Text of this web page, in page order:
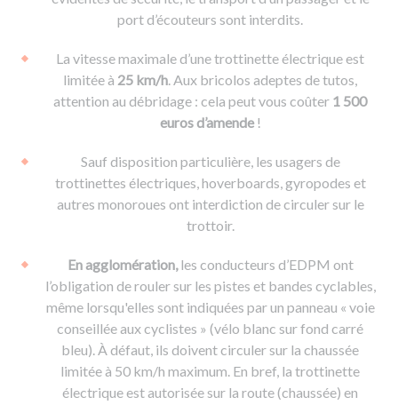
port d’écouteurs sont interdits.
La vitesse maximale d’une trottinette électrique est
limitée à 25 km/h. Aux bricolos adeptes de tutos,
attention au débridage : cela peut vous coûter 1 500
euros d’amende!
Sauf disposition particulière, les usagers de
trottinettes électriques, hoverboards, gyropodes et
autres monoroues ont interdiction de circuler sur le
trottoir.
En agglomération,les conducteurs d’EDPM ont
l’obligation de rouler sur les pistes et bandes cyclables,
même lorsqu'elles sont indiquées par un panneau « voie
conseillée aux cyclistes » (vélo blanc sur fond carré
bleu). À défaut, ils doivent circuler sur la chaussée
limitée à 50 km/h maximum. En bref, la trottinette
électrique est autorisée sur la route (chaussée) en